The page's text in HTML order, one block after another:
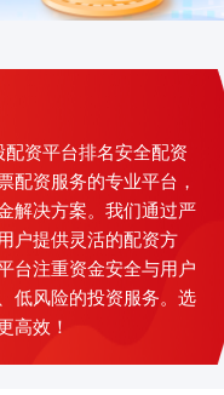
资平台排名安全配资
配资服务的专业平台，
解决方案。我们通过严
户提供灵活的配资方
台注重资金安全与用户
低风险的投资服务。选
高效！